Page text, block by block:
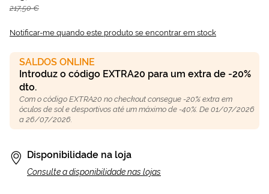
217,50 €
Notificar-me quando este produto se encontrar em stock
SALDOS ONLINE
Introduz o código EXTRA20 para um extra de -20%
dto.
Com o código EXTRA20 no checkout consegue -20% extra em
óculos de sol e desportivos até um máximo de -40%. De 01/07/2026
a 26/07/2026.
Disponibilidade na loja
Consulte a disponibilidade nas lojas